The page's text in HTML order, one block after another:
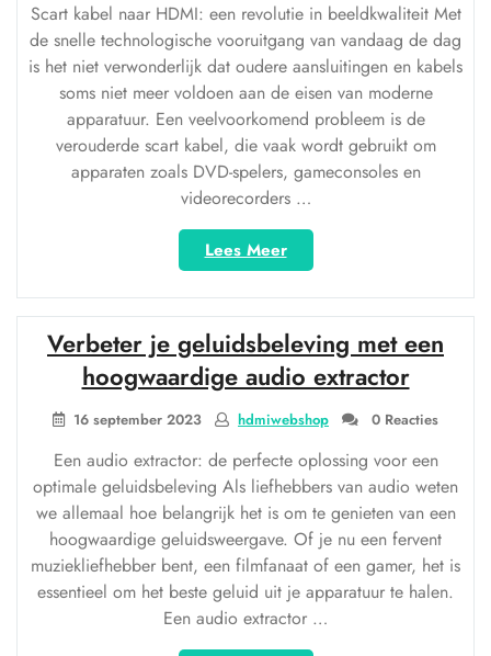
Scart kabel naar HDMI: een revolutie in beeldkwaliteit Met
de snelle technologische vooruitgang van vandaag de dag
is het niet verwonderlijk dat oudere aansluitingen en kabels
soms niet meer voldoen aan de eisen van moderne
apparatuur. Een veelvoorkomend probleem is de
verouderde scart kabel, die vaak wordt gebruikt om
apparaten zoals DVD-spelers, gameconsoles en
videorecorders …
Lees Meer“Van
Scart
kabel
naar
HDMI:
Een
Revolutie
in
Verbeter je geluidsbeleving met een
hoogwaardige audio extractor
16 september 2023 hdmiwebshop 0 Reacties
Een audio extractor: de perfecte oplossing voor een
optimale geluidsbeleving Als liefhebbers van audio weten
we allemaal hoe belangrijk het is om te genieten van een
hoogwaardige geluidsweergave. Of je nu een fervent
muziekliefhebber bent, een filmfanaat of een gamer, het is
essentieel om het beste geluid uit je apparatuur te halen.
Een audio extractor …